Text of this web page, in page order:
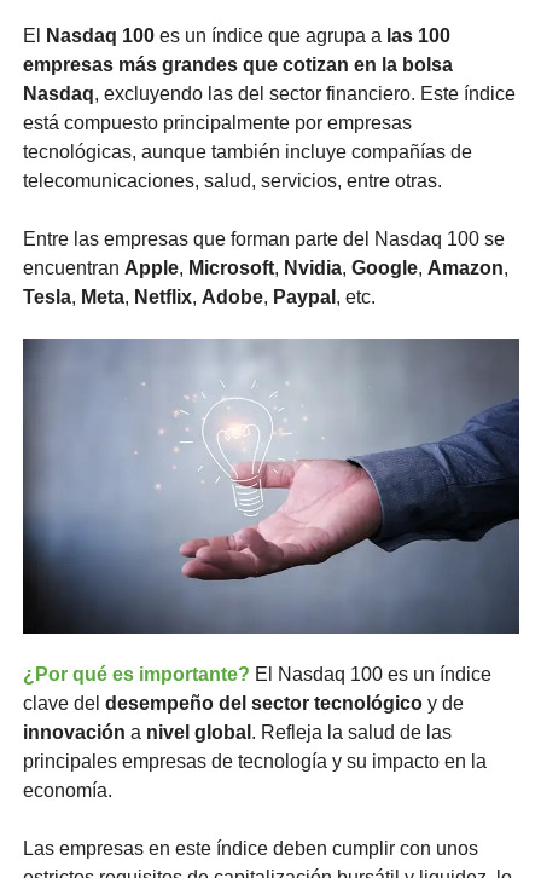
El Nasdaq 100 es un índice que agrupa a las 100
empresas más grandes que cotizan en la bolsa
Nasdaq, excluyendo las del sector financiero. Este índice
está compuesto principalmente por empresas
tecnológicas, aunque también incluye compañías de
telecomunicaciones, salud, servicios, entre otras.
Entre las empresas que forman parte del Nasdaq 100 se
encuentran Apple, Microsoft, Nvidia, Google, Amazon
Tesla, Meta, Netflix, Adobe, Paypal , etc.
¿Por qué es importante? El Nasdaq 100 es un índice
clave del desempeño del sector tecnológico
y de
innovación a nivel global . Refleja la salud de las
principales empresas de tecnología y su impacto en la
economía.
Las empresas en este índice deben cumplir con unos